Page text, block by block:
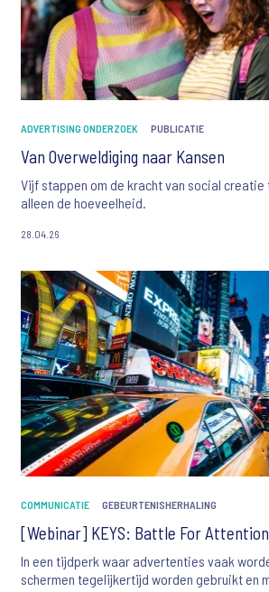
ADVERTISING ONDERZOEK PUBLICATIE
Van Overweldiging naar Kansen
Vijf stappen om de kracht van social
alleen de hoeveelheid.
28.04.26
COMMUNICATIE GEBEURTENISHERHALING
[Webinar] KEYS: Battle For Attention
In een tijdperk waar advertenties vaak
schermen tegelijkertijd worden gebruikt en